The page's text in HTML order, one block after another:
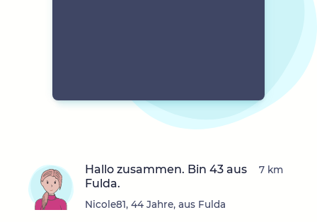
Hallo zusammen. Bin 43 aus
Fulda.
Nicole81, 44 Jahre, aus Fulda
7 km